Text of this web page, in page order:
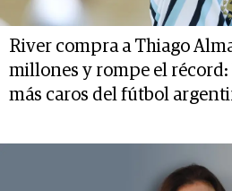
River compra a Thiago
millones y rompe el récord:
más caros del fútbol